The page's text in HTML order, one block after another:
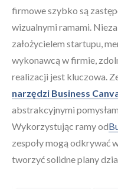
firmowe szybko są
wizualnymi ramami.
założycielem startupu,
wykonawcą w firmie,
realizacji jest kluczowa.
narzędzi Business
abstrakcyjnymi
Wykorzystując ramy od
zespoły mogą odkrywać
tworzyć solidne plany